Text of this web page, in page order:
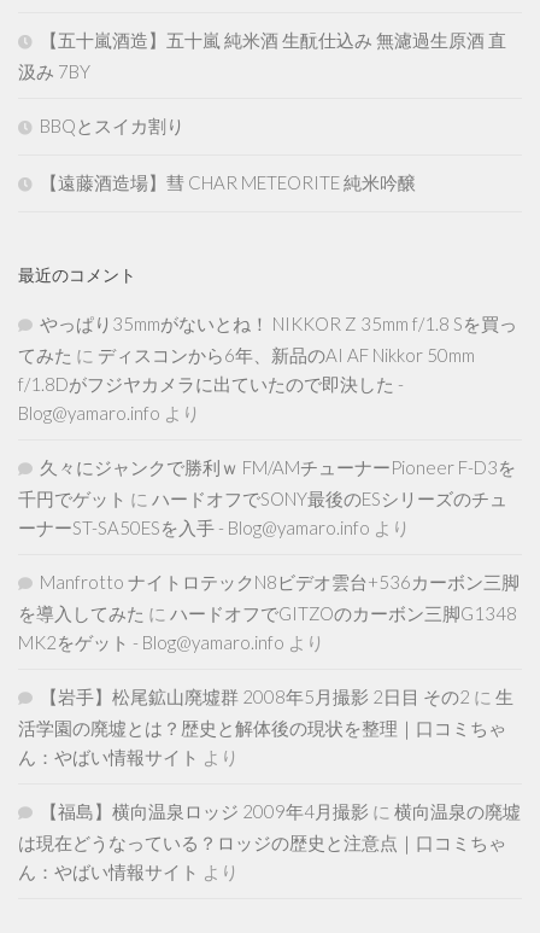
【五十嵐酒造】五十嵐 純米酒 生酛仕込み 無濾過生原酒 直
汲み 7BY
BBQとスイカ割り
【遠藤酒造場】彗 CHAR METEORITE 純米吟醸
最近のコメント
やっぱり35mmがないとね！ NIKKOR Z 35mm f/1.8 Sを買っ
てみた に ディスコンから6年、新品のAI AF Nikkor 50mm
f/1.8Dがフジヤカメラに出ていたので即決した -
Blog@yamaro.info より
久々にジャンクで勝利ｗ FM/AMチューナーPioneer F-D3を
千円でゲット に ハードオフでSONY最後のESシリーズのチュ
ーナーST-SA50ESを入手 - Blog@yamaro.info より
Manfrotto ナイトロテックN8ビデオ雲台+536カーボン三脚
を導入してみた に ハードオフでGITZOのカーボン三脚G1348
MK2をゲット - Blog@yamaro.info より
【岩手】松尾鉱山廃墟群 2008年5月撮影 2日目 その2 に 生
活学園の廃墟とは？歴史と解体後の現状を整理｜口コミちゃ
ん：やばい情報サイト
より
【福島】横向温泉ロッジ 2009年4月撮影 に 横向温泉の廃墟
は現在どうなっている？ロッジの歴史と注意点｜口コミちゃ
ん：やばい情報サイト
より